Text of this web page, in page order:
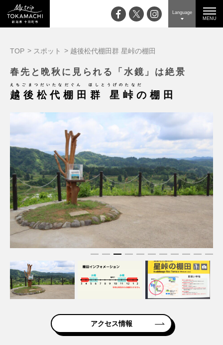
Language
MENU
TOP スポット 越後松代棚田群 星峠の棚田
春先と晩秋に見られる「水鏡」は絶景
えちごまつだいたなだぐん ほしとうげのたなだ
越後松代棚田群 星峠の棚田
アクセス情報